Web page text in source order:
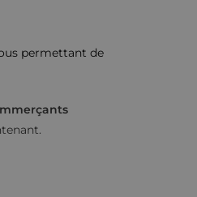
permettant de